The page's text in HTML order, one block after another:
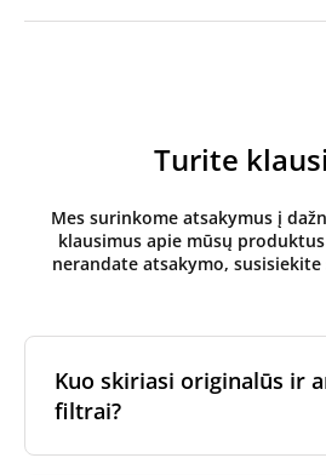
Turite
Mes surinkome atsakymus į
klausimus apie mūsų produktus
nerandate atsakymo,
Kuo skiriasi originalūs ir
filtrai?